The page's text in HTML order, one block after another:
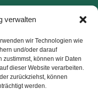
verwalten
wir Technologien wie
und/oder darauf
können wir Daten
dieser Website verarbeiten.
zurückziehst, können
werden.